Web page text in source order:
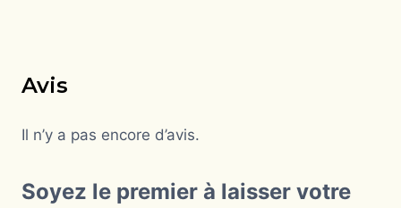
Avis
Il n’y a pas encore d’avis.
Soyez le premier à laisser votre